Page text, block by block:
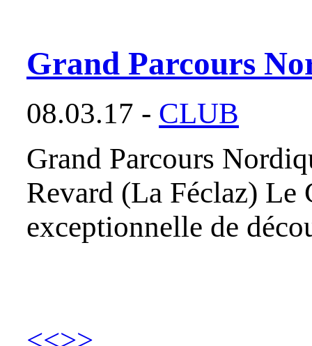
Grand Parcours
08.03.17 - CLUB
Grand Parcours
Revard (La Féclaz) Le
exceptionnelle de